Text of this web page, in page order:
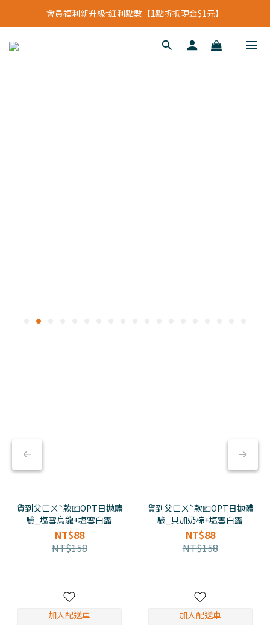
立即加入會員領【$200購物金】首次消費即可折抵
會員福利新升級⁺紅利點數【1點折抵現金$1元】
立即加入會員領【$200購物金】首次消費即可折抵
貨到父ㄈㄨˋ款💷OPT日拋體
驗_塩雪烏龍+塩雪白露
NT$88
NT$158
加入配送車
貨到父ㄈㄨˋ款💷OPT日拋體
驗_貝加奶棕+塩雪白露
NT$88
NT$158
加入配送車